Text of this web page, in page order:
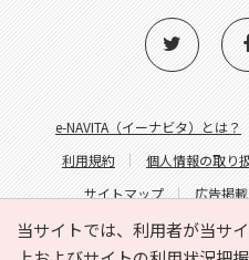
当サイトでは、利用者が当サ
e-NAVITA（イーナビタ）とは？
利用規約
個人情報の取り
サイトマップ
広告掲
サイトの内容に